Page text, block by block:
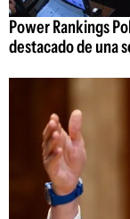
Power Rankings
destacado de una